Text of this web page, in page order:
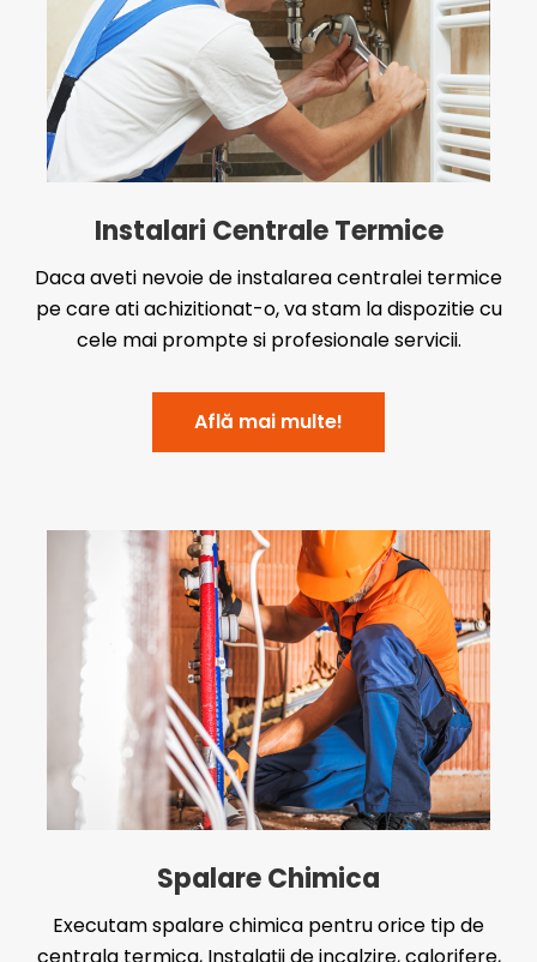
Instalari Centrale Termice
Daca aveti nevoie de instalarea centralei termice
pe care ati achizitionat-o, va stam la dispozitie cu
cele mai prompte si profesionale servicii.
Află mai multe!
Spalare Chimica
Executam spalare chimica pentru orice tip de